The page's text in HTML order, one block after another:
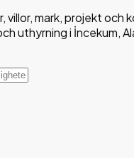
mark, projekt och
uthyrning i İncekum,